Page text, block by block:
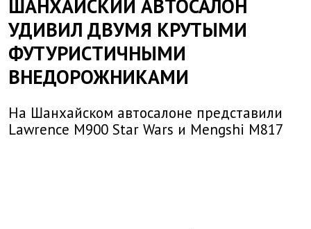
ШАНХАЙСКИЙ АВТОСАЛОН
УДИВИЛ ДВУМЯ КРУТЫМИ
ФУТУРИСТИЧНЫМИ
ВНЕДОРОЖНИКАМИ
На Шанхайском автосалоне представили
Lawrence M900 Star Wars и Mengshi M817